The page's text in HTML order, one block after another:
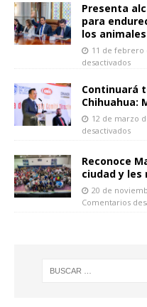
Presenta
para
los
11 de febrero
desactivados
Continuará
Chihuahua:
12 de marzo
desactivados
Reconoce
ciudad y les
20 de
Comentarios